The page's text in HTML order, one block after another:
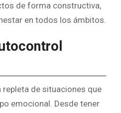
de forma constructiva,
en todos los ámbitos.
de situaciones que
emocional. Desde tener